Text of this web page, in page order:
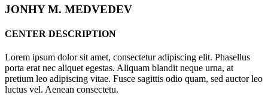
JONHYM. MEDVEDEV
CENTER DESCRIPTION
Lorem ipsum dolor sit amet, consectetur adipiscing elit. Phasellus
porta erat nec aliquet egestas. Aliquam blandit neque urna, at
pretium leo adipiscing vitae. Fusce sagittis odio quam, sed auctor leo
luctus vel. Aenean consectetu.